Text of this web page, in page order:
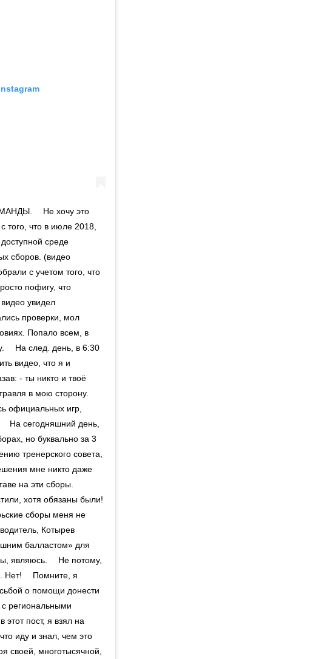
⠀ Не хочу это
того, что в июле 2018,
среде
сборов. (видео
с учетом того, что
пофигу, что
увидел
проверки, мол
Попало всем, в
⠀ На след. день, в 6:30
видео, что я и
- ты никто и твоё
в мою сторону. ⠀
официальных игр,
На сегодняшний день,
но буквально за 3
тренерского совета,
мне никто даже
на эти сборы.
хотя обязаны были!
сборы меня не
Котырев
балластом» для
являюсь. ⠀ Не потому,
Нет! ⠀ Помните, я
о помощи донести
региональными
пост, я взял на
иду и знал, чем это
своей, многотысячной,